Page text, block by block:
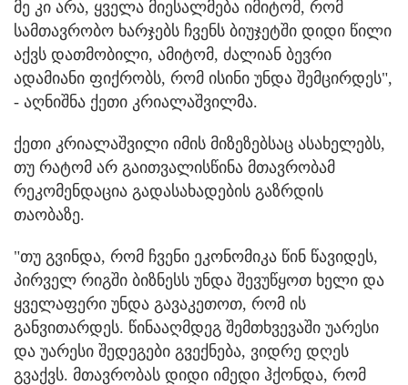
მე კი არა, ყველა მიესალმება იმიტომ, რომ
სამთავრობო ხარჯებს ჩვენს ბიუჯეტში დიდი წილი
აქვს დათმობილი, ამიტომ, ძალიან ბევრი
ადამიანი ფიქრობს, რომ ისინი უნდა შემცირდეს",
- აღნიშნა ქეთი კრიალაშვილმა.
ქეთი კრიალაშვილი იმის მიზეზებსაც ასახელებს,
თუ რატომ არ გაითვალისწინა მთავრობამ
რეკომენდაცია გადასახადების გაზრდის
თაობაზე.
"თუ გვინდა, რომ ჩვენი ეკონომიკა წინ წავიდეს,
პირველ რიგში ბიზნესს უნდა შევუწყოთ ხელი და
ყველაფერი უნდა გავაკეთოთ, რომ ის
განვითარდეს. წინააღმდეგ შემთხვევაში უარესი
და უარესი შედეგები გვექნება, ვიდრე დღეს
გვაქვს. მთავრობას დიდი იმედი ჰქონდა, რომ